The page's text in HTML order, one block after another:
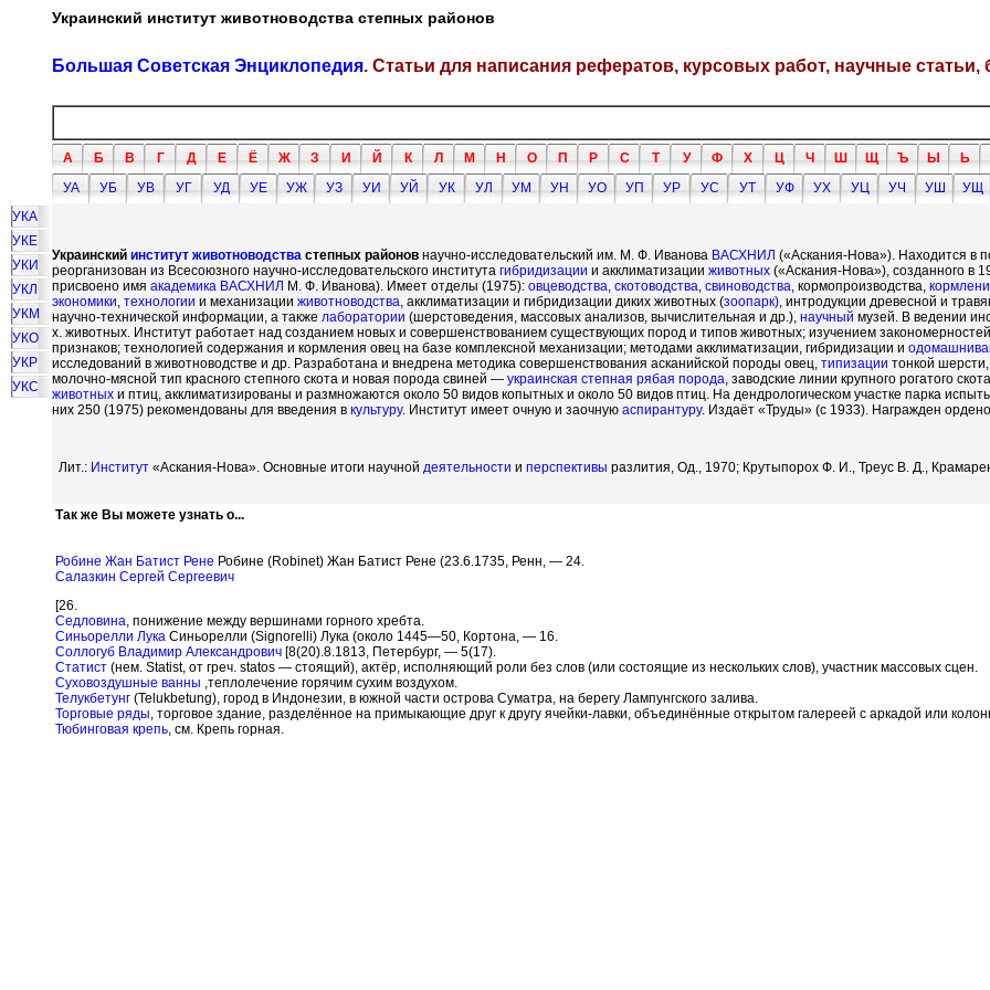
Украинский институт животноводства степных районов
Большая Советская Энциклопедия. Статьи для написания рефератов, курсовых работ, научные
А Б В Г Д Е Ё Ж З И Й К Л М Н О П Р С Т У Ф Х Ц Ч Ш Щ Ъ Ы Ь
УА
УБ УВ УГ УД УЕ УЖ УЗ УИ УЙ УК УЛ УМ УН УО УП УР УС УТ УФ УХ УЦ УЧ УШ УЩ
УКА
УКЕ
УКИ
УКЛ
УКМ
УКО
УКР
УКС
Украинский институт животноводства степных районов научно-исследовательский им. М. Ф. Иванова ВАСХНИЛ («Аскания-Нова»). Находится в
реорганизован из Всесоюзного научно-исследовательского института гибридизации и акклиматизации животных («Аскания-Нова»), созданного в
присвоено имя академика ВАСХНИЛ М. Ф. Иванова). Имеет отделы (1975): овцеводства, скотоводства, свиноводства, кормопроизводства,
экономики, технологии и механизации животноводства, акклиматизации и гибридизации диких животных (зоопарк), интродукции древесной и
научно-технической информации, а также лаборатории (шерстоведения, массовых анализов, вычислительная и др.), научный музей. В ведении
х. животных. Институт работает над созданием новых и совершенствованием существующих пород и типов животных; изучением
признаков; технологией содержания и кормления овец на базе комплексной механизации; методами акклиматизации, гибридизации и
исследований в животноводстве и др. Разработана и внедрена методика совершенствования асканийской породы овец, типизации тонкой
молочно-мясной тип красного степного скота и новая порода свиней — украинская степная рябая порода, заводские линии крупного рогатого
животных и птиц, акклиматизированы и размножаются около 50 видов копытных и около 50 видов птиц. На дендрологическом участке парка
них 250 (1975) рекомендованы для введения в культуру. Институт имеет очную и заочную аспирантуру. Издаёт «Труды» (с 1933). Награжден
Лит.: Институт «Аскания-Нова». Основные итоги научной деятельности и перспективы разлития, Од., 1970; Крутыпорох Ф. И., Треус В. Д.,
Так же Вы можете узнать о...
Робине Жан Батист Рене Робине (Robinet) Жан Батист Рене (23.6.1735, Ренн, — 24.
Салазкин Сергей Сергеевич
[26.
Седловина, понижение между вершинами горного хребта.
Синьорелли Лука Синьорелли (Signorelli) Лука (около 1445—50, Кортона, — 16.
Соллогуб Владимир Александрович [8(20).8.1813, Петербург, — 5(17).
Статист (нем. Statist, от греч. statos — стоящий), актёр, исполняющий роли без слов (или состоящие из нескольких слов), участник массовых сцен.
Суховоздушные ванны ,теплолечение горячим сухим воздухом.
Телукбетунг (Telukbetung), город в Индонезии, в южной части острова Суматра, на берегу Лампунгского залива.
Торговые ряды, торговое здание, разделённое на примыкающие друг к другу ячейки-лавки, объединённые открытом галереей с аркадой или
Тюбинговая крепь, см. Крепь горная.